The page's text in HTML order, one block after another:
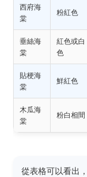
西府海
棠
粉紅色
垂絲海
棠
紅色或白
色
貼梗海
棠
鮮紅色
木瓜海
棠
粉白相間
從表格可以看出